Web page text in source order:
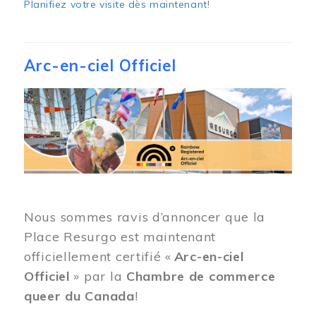
Planifiez votre visite dès maintenant!
Arc-en-ciel Officiel
Image
Nous sommes ravis d’annoncer que la
Place Resurgo est maintenant
officiellement certifié « Arc-en-ciel
Officiel » par la Chambre de commerce
queer du Canada!